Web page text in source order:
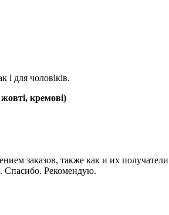
і для чоловіків.
кремові)
заказов, также как и их
Спасибо. Рекомендую.